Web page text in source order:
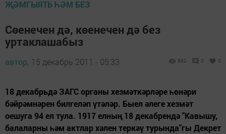
ҖӘМГЫЯТЬ ҺӘМ БЕЗ
Сөенечен дә, көенечен дә без
уртаклашабыз
автор, 15 декабрь 2011 - 05:33 892 0 0
18 декабрьдә ЗАГС органы хезмәткәрләре һөнәри
бәйрәмнәрен билгеләп үтәләр. Быел әлеге хезмәт
оешуга 94 ел тула. 1917 елның 18 декабрендә "Кавышу,
балаларны һәм актлар хәлен теркәү турында"гы Декрет